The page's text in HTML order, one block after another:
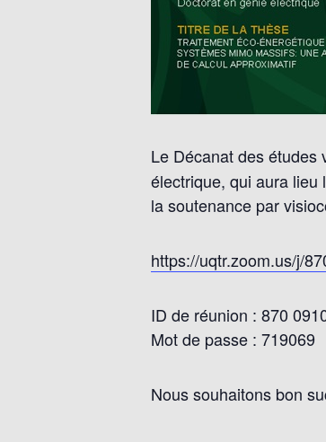
Le Décanat des études
électrique, qui aura lieu
la soutenance par
https://uqtr.zoom.us/j/
ID de réunion : 870
Mot de passe : 719069
Nous souhaitons bon